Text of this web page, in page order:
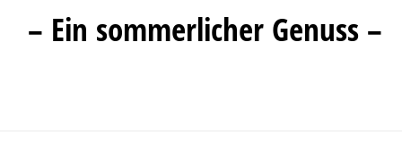
– Ein sommerlicher Genuss –